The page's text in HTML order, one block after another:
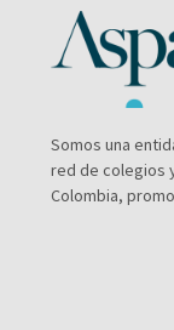
Somos una
red de colegios
Colombia,